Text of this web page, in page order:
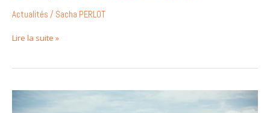
Actualités / Sacha PERLOT
Lire la suite »
photos